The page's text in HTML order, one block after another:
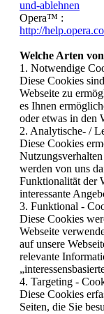
und-ablehnen
Opera™ :
http://
Welche Arten
1. Notwendige
Diese Cookies
Webseite zu
es Ihnen
oder etwas in den
2. Analytische- /
Diese Cookies
werden von uns
Funktionalität der
interessante
3. Funktional -
Diese Cookies
Webseite
auf unsere
relevante
4. Targeting -
Diese Cookies
Seiten, die Sie